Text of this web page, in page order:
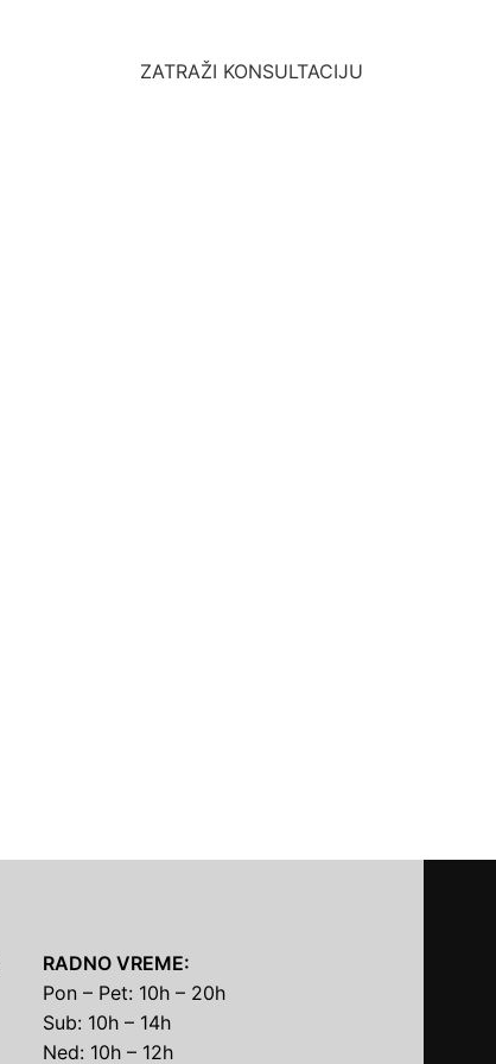
ZATRAŽI KONSULTACIJU
RADNO VREME:
Pon – Pet: 10h – 20h
Sub: 10h – 14h
Ned: 10h – 12h